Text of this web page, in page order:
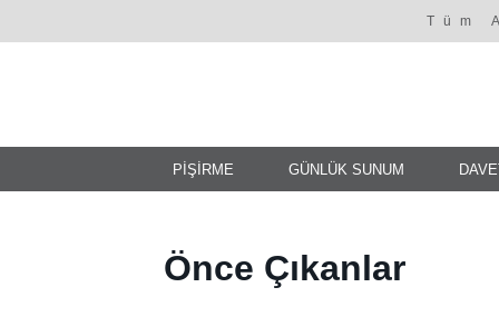
Tüm
PİŞİRME GÜNLÜK SUNUM
Önce Çıkanlar